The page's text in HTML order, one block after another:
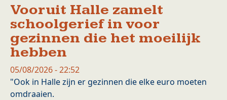
Vooruit Halle zamelt
schoolgerief in voor
gezinnen die het moeilijk
hebben
05/08/2026 - 22:52
"Ook in Halle zijn er gezinnen die elke euro moeten
omdraaien.